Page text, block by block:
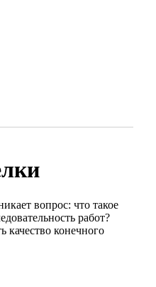
вопрос: что такое
работ?
качество конечного